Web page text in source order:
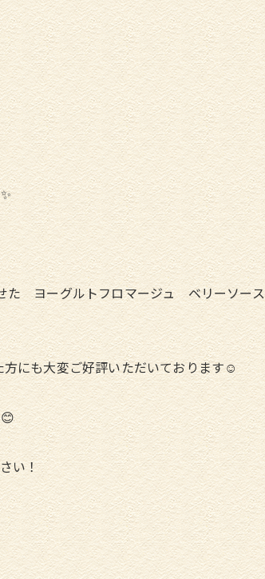
た ヨーグルトフロマージュ ベリーソース
にも大変ご好評いただいております☺️
い！